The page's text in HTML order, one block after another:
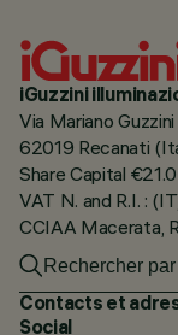
iGuzzini
Via Mariano
62019 Recanati
Share Capital
VAT N. and R.I. :
CCIAA Macerata,
Contacts et
Social